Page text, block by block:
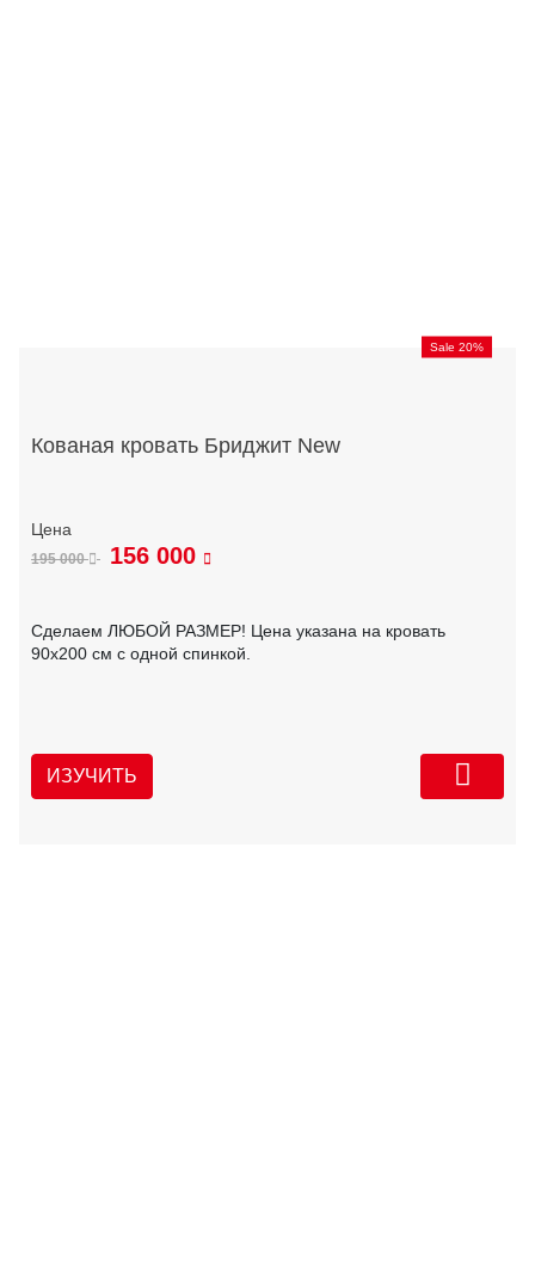
Sale 20%
Кованая кровать Бриджит New
195 000 156 000
Сделаем ЛЮБОЙ РАЗМЕР! Цена указана на кровать
90х200 см с одной спинкой.
ИЗУЧИТЬ